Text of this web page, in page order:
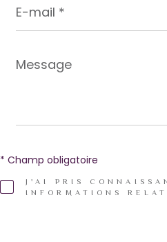
mail
*
Message
*
J'AI PRIS
INFORMATIONS
* Champ obligatoire